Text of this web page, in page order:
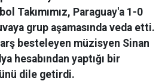
Takımımız, Paraguay'a 1-0
grup aşamasında veda etti.
besteleyen müzisyen Sinan
hesabından yaptığı bir
dile getirdi.